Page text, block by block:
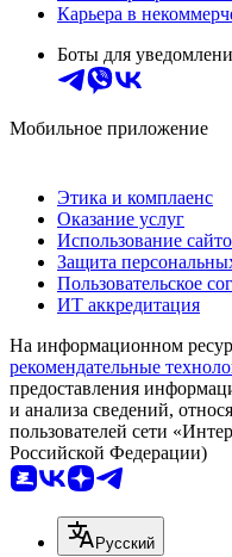
Карьера в
Боты для
Мобильное приложение
Этика и комплаенс
Оказание услуг
Использование
Защита
Пользовательское
ИТ аккредитация
На информационном
рекомендательные
предоставления
и анализа сведений,
пользователей сети
Российской Федерации)
Русский